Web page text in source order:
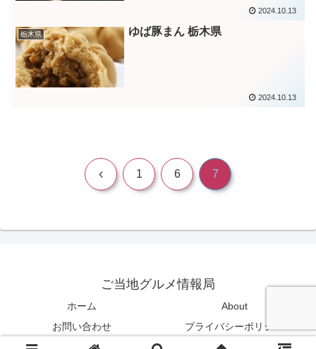
2024.10.13
栃木県 ゆば豚まん 栃木県
2024.10.13
前 1 6 7
ご当地グルメ情報局
ホーム
About
お問い合わせ
プライバシーポリシー